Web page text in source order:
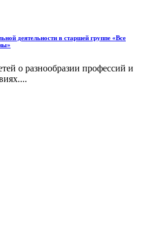
деятельности в старшей группе «Все
о разнообразии профессий и